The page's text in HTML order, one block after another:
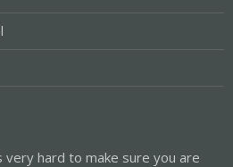
hard to make sure you are